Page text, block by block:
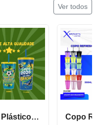
Ver todos
Copo Plástico personalizado In Mold Label 360 XCS551